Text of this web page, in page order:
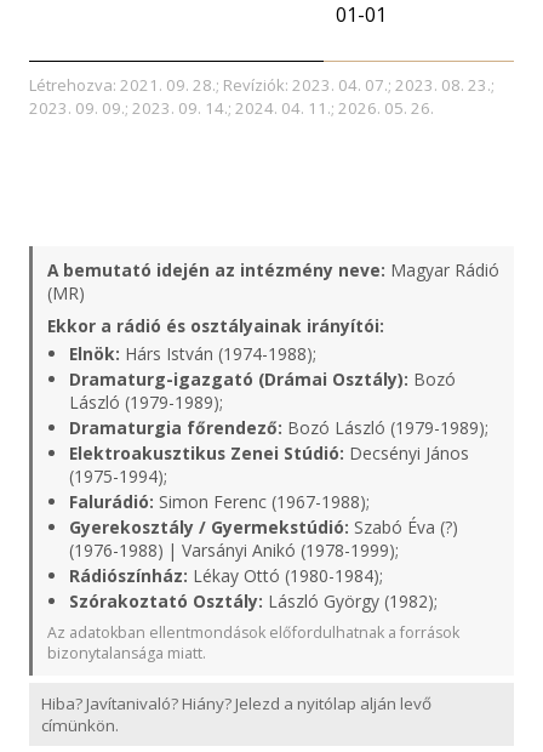
01-01
Létrehozva: 2021. 09. 28.; Revíziók: 2023. 04. 07.; 2023. 08. 23.;
2023. 09. 09.; 2023. 09. 14.; 2024. 04. 11.; 2026. 05. 26.
A bemutató idején az intézmény neve: Magyar Rádió
(MR)
Ekkor a rádió és osztályainak irányítói:
Elnök: Hárs István (1974-1988);
Dramaturg-igazgató (Drámai Osztály): Bozó
László (1979-1989);
Dramaturgia főrendező: Bozó László (1979-1989);
Elektroakusztikus Zenei Stúdió: Decsényi János
(1975-1994);
Falurádió: Simon Ferenc (1967-1988);
Gyerekosztály / Gyermekstúdió: Szabó Éva (?)
(1976-1988) | Varsányi Anikó (1978-1999);
Rádiószínház: Lékay Ottó (1980-1984);
Szórakoztató Osztály: László György (1982);
Az adatokban ellentmondások előfordulhatnak a források
bizonytalansága miatt.
Hiba? Javítanivaló? Hiány? Jelezd a nyitólap alján levő
címünkön.